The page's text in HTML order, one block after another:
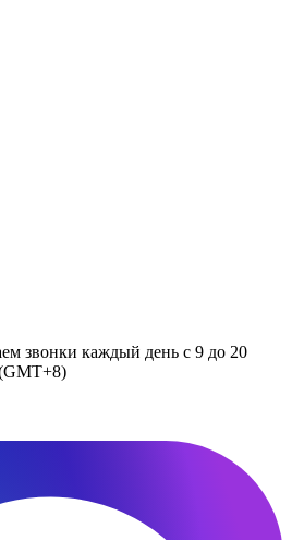
звонки каждый день с 9 до 20